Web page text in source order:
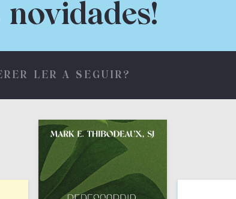
novidades!
LER A SEGUIR?